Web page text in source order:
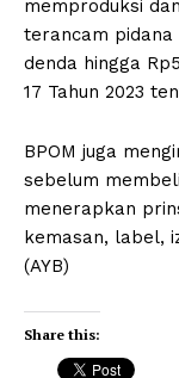
memproduksi
terancam pidana
denda hingga
17 Tahun 2023
BPOM juga
sebelum
menerapkan
kemasan, label,
(AYB)
Share this: